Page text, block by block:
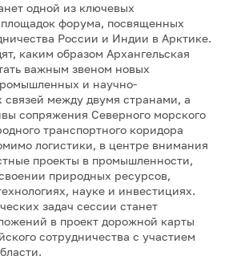
одной из ключевых
форума, посвященных
России и Индии в Арктике.
каким образом Архангельская
важным звеном новых
и научно-
связей между двумя странами, а
сопряжения Северного морского
транспортного коридора
логистики, в центре внимания
проекты в промышленности,
природных ресурсов,
науке и инвестициях.
задач сессии станет
в проект дорожной карты
сотрудничества с участием